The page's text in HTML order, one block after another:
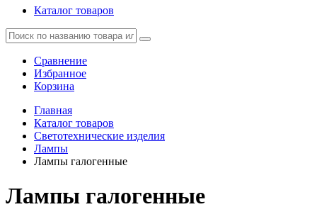
Каталог товаров
Сравнение
Избранное
Корзина
Главная
Каталог товаров
Светотехнические изделия
Лампы
Лампы галогенные
Лампы галогенные